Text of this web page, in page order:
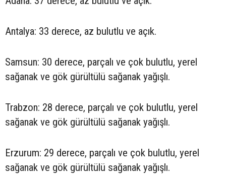
Antalya: 33 derece, az bulutlu ve açık.
Samsun: 30 derece, parçalı ve çok bulutlu, yerel
sağanak ve gök gürültülü sağanak yağışlı.
Trabzon: 28 derece, parçalı ve çok bulutlu, yerel
sağanak ve gök gürültülü sağanak yağışlı.
Erzurum: 29 derece, parçalı ve çok bulutlu, yerel
sağanak ve gök gürültülü sağanak yağışlı.